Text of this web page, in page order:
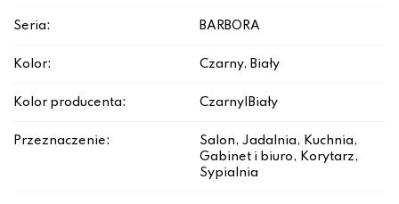
Seria: BARBORA
Kolor: Czarny, Biały
Kolor producenta: Czarny|Biały
Przeznaczenie:
Salon, Jadalnia, Kuchnia,
Gabinet i biuro, Korytarz,
Sypialnia